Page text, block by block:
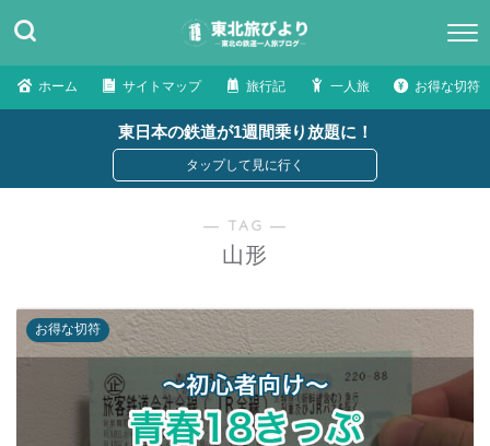
ホーム サイトマップ 旅行記 一人旅 お得な切符
東日本の鉄道が1週間乗り放題に！
― TAG ―
山形
お得な切符